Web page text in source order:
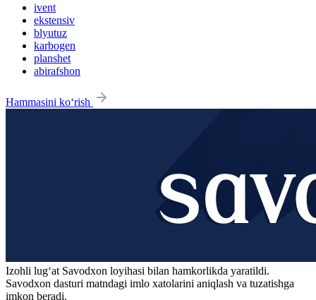
ivent
ekstensiv
blyutuz
karbogen
planshet
abirafshon
Hammasini ko‘rish
Izohli lugʻat Savodxon loyihasi bilan hamkorlikda yaratildi.
Savodxon dasturi matndagi imlo xatolarini aniqlash va tuzatishga
imkon beradi.